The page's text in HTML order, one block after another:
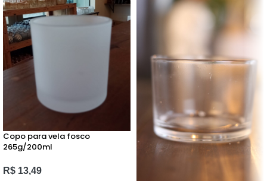
Copo para vela fosco
265g/200ml
R$ 13,49